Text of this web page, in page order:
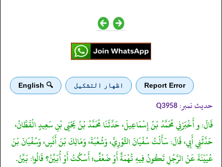
Report Error اظهار التشكيل 🔍 English
حدیث نمبر: Q3958
قَالَ: و أَخْبَرَنِي مُحَمَّدُ بْنُ إِسْمَاعِيلَ، حَدَّثَنَا مُحَمَّدُ بْنُ يَحْيَى بْنِ سَعِيدٍ الْقَطَّانُ،
حَدَّثَنِي أَبِي، قَالَ: سَأَلْتُ سُفْيَانَ الثَّوْرِيَّ، وَشُعْبَةَ، وَمَالِكَ بْنَ أَنَسٍ، وَسُفْيَانَ بْنَ
عُيَيْنَةَ عَنْ الرَّجُلِ تَكُونُ فِيهِ تُهْمَةٌ أَوْ ضَعْفٌ؛ أَسْكُتُ أَوْ أُبَيِّنُ؟ قَالُوا: بَيِّنْ.